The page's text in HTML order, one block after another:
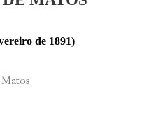
de 1891)